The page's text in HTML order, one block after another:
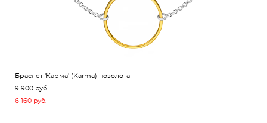
Браслет 'Карма' (Karma) позолота
9 900 pуб.
6 160 pуб.